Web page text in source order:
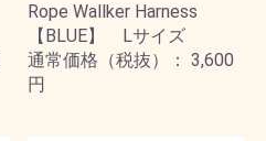
Rope Wallker Harness
【BLUE】 Lサイズ
通常価格（税抜）： 3,600
円